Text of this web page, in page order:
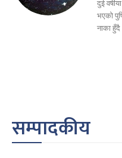
दुई
भएको पुष्टि भएको छ।
नाका
सम्पादकीय